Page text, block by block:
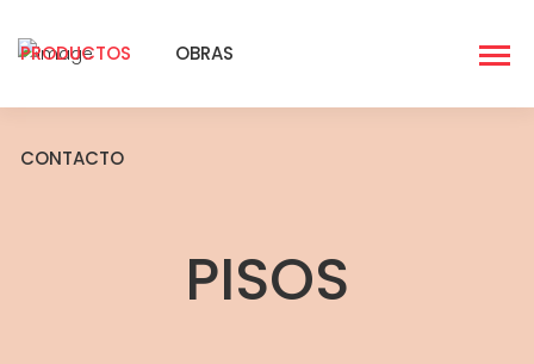
PRODUCTOS OBRAS
CONTACTO
PISOS